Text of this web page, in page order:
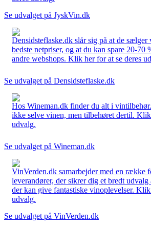
Se udvalget på JyskVin.dk
Densidsteflaske.dk slår sig på at de
bedste netpriser, og at du kan spare 20-70
andre webshops. Klik her for at se deres
Se udvalget på Densidsteflaske.dk
Hos Wineman.dk finder du alt i
ikke selve vinen, men tilbehøret dertil. Klik
udvalg.
Se udvalget på Wineman.dk
VinVerden.dk samarbejder med en række
leverandører, der sikrer dig et bredt
der kan give fantastiske vinoplevelser.
udvalg.
Se udvalget på VinVerden.dk